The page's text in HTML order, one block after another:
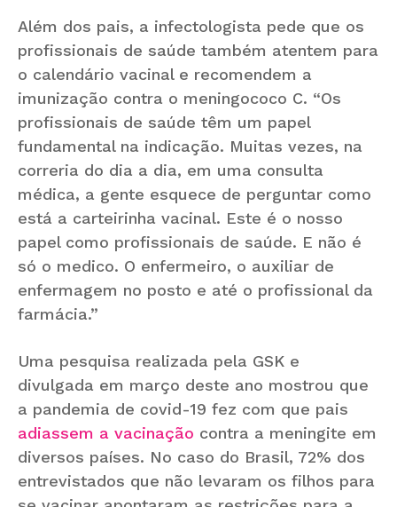
Além dos pais, a infectologista pede que os
profissionais de saúde também atentem para
o calendário vacinal e recomendem a
imunização contra o meningococo C. “Os
profissionais de saúde têm um papel
fundamental na indicação. Muitas vezes, na
correria do dia a dia, em uma consulta
médica, a gente esquece de perguntar como
está a carteirinha vacinal. Este é o nosso
papel como profissionais de saúde. E não é
só o medico. O enfermeiro, o auxiliar de
enfermagem no posto e até o profissional da
farmácia.”
Uma pesquisa realizada pela GSK e
divulgada em março deste ano mostrou que
a pandemia de covid-19 fez com que pais
adiassem a vacinação contra a meningite em
diversos países. No caso do Brasil, 72% dos
entrevistados que não levaram os filhos para